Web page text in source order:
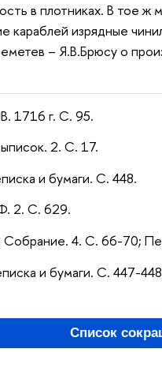
в плотниках. В тое
караблей изрядные
– Я.В.Брюсу о
1716 г. С. 95.
2. С. 17.
и бумаги. С. 448.
2. С. 629.
Собрание. 4. С. 66-70;
и бумаги. С. 447-
Список